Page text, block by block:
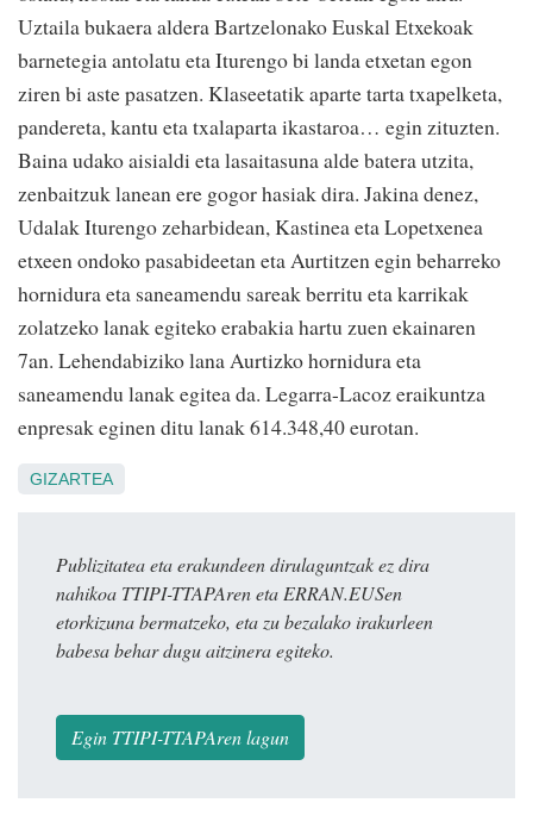
Uztaila bukaera aldera Bartzelonako Euskal Etxekoak
barnetegia antolatu eta Iturengo bi landa etxetan egon
ziren bi aste pasatzen. Klaseetatik aparte tarta txapelketa,
pandereta, kantu eta txalaparta ikastaroa… egin zituzten.
Baina udako aisialdi eta lasaitasuna alde batera utzita,
zenbaitzuk lanean ere gogor hasiak dira. Jakina denez,
Udalak Iturengo zeharbidean, Kastinea eta Lopetxenea
etxeen ondoko pasabideetan eta Aurtitzen egin beharreko
hornidura eta saneamendu sareak berritu eta karrikak
zolatzeko lanak egiteko erabakia hartu zuen ekainaren
7an. Lehendabiziko lana Aurtizko hornidura eta
saneamendu lanak egitea da. Legarra-Lacoz eraikuntza
enpresak eginen ditu lanak 614.348,40 eurotan.
GIZARTEA
Publizitatea eta erakundeen dirulaguntzak ez dira
nahikoa TTIPI-TTAPAren eta ERRAN.EUSen
etorkizuna bermatzeko, eta zu bezalako irakurleen
babesa behar dugu aitzinera egiteko.
Egin TTIPI-TTAPAren lagun